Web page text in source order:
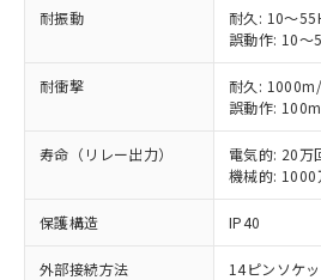
耐振動
耐久: 10～
誤動作: 10
耐衝撃 耐久:
誤動作:
寿命（リレー出力）
電気的: 20万
機械的:
保護構造 IP40
外部接続方法 14ピンソケ
在庫状況および標準
記載している更新日
タに基づき作成され
覧された時点での実
準価格とは異なる場
了承ください。
正式な納期状況および
様のお取引先、または
ムロン制御機器販売店
ご相談ください。
オムロン制御機器販
ミウム(Cd) 100ppm以下、
六価クロム(Cr(Ⅵ)) 1000ppm以下、
(PBDE) 1000ppm以下、フタル酸ビ
ル) (DEHP)(別名：DOP) 1000ppm
ルベンジル（BBP） 1000ppm以下
（DBP） 1000ppm以下、フタル
(DIBP) 1000ppm以下
但し、RoHS指令で産業用監視および
適用除外項目は除く。
フタル酸エステル類の４物質につい
い合わせください。
*中国RoHS10物質の基準値 (GB/
Pb(鉛) :1000ppm、 Hg(水銀) :
Cr(Ⅵ)(六価クロム) : 1000ppm、
ニル類) : 1000ppm、 PBDEs(ポリ
ル類) : 1000ppm、
DBP(フタル酸ジブチル) : 1000ppm
イソブチル) : 1000ppm、 BBP(フ
ル) : 1000ppm、
為替および外国貿易
（以下｢規制貨物等」
または国外への提供
国政府の輸出許可(ま
可)を取得するなどの
とります。
当社は規制貨物を破棄
全に破砕するなど、
当社は貴社製品を、核
ル、化学兵器、生物
○ 一定数以上の在庫
一定数には満た
－
在庫なし(最新の